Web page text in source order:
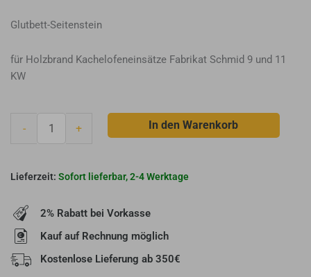
Glutbett-Seitenstein
für Holzbrand Kachelofeneinsätze Fabrikat Schmid 9 und 11
KW
-
SH
Menge
+ In den Warenkorb
Sofort lieferbar, 2-4 Werktage
2% Rabatt bei Vorkasse
Kauf auf Rechnung möglich
Kostenlose Lieferung ab 350€